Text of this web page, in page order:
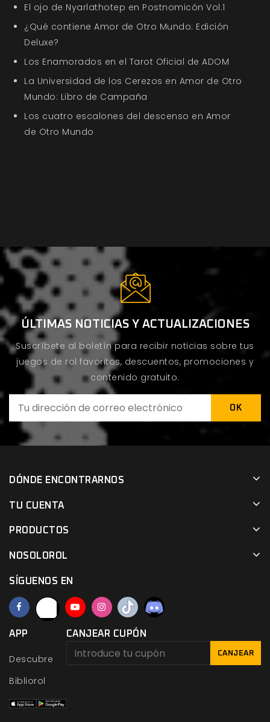
El ojo de Nyarlathotep en Postnomicón Vol.1
¿Qué contiene Amor de Otro Mundo: Edición
Deluxe?
Los Enamorados en el Tarot Oficial de ADOM
La Universidad de los Cerezos en Amor de Otro
Mundo: Libro de Campaña
Los cuatro escalones del descenso en Amor
de Otro Mundo
ÚLTIMAS NOTICIAS Y ACTUALIZACIONES
Suscríbete al boletín para recibir noticias sobre tus
juegos de rol favoritos, descuentos, promociones y
contenido gratuito.
DÓNDE ENCONTRARNOS
TU CUENTA
PRODUCTOS
NOSOLOROL
SÍGUENOS EN
APP
Descubre
Bibliorol
CANJEAR CUPÓN
CANJEAR